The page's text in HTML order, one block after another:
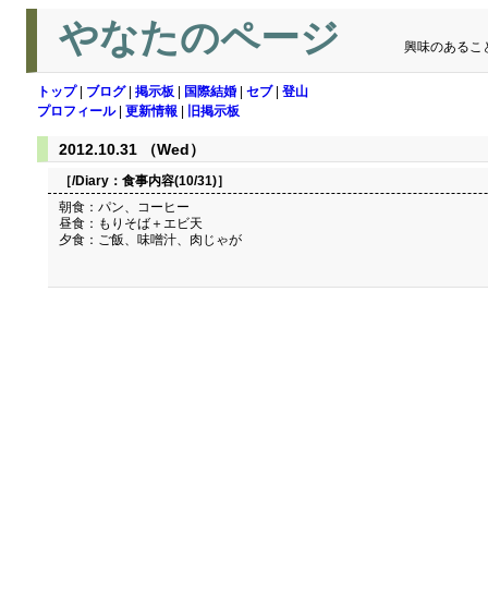
やなたのページ 興味のあるこ
トップ| ブログ| 掲示板 国際結婚 セブ| 登山
プロフィール| 更新情報 旧掲示板
2012.10.31 （Wed）
［/Diary： 食事内容(10/31)］
朝食：パン、コーヒー
昼食：もりそば＋エビ天
夕食：ご飯、味噌汁、肉じゃが